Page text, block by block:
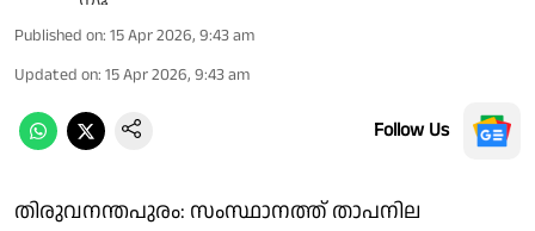
Published on: 15 Apr 2026, 9:43 am
Updated on: 15 Apr 2026, 9:43 am
Follow Us
തിരുവനന്തപുരം: സംസ്ഥാനത്ത് താപനില